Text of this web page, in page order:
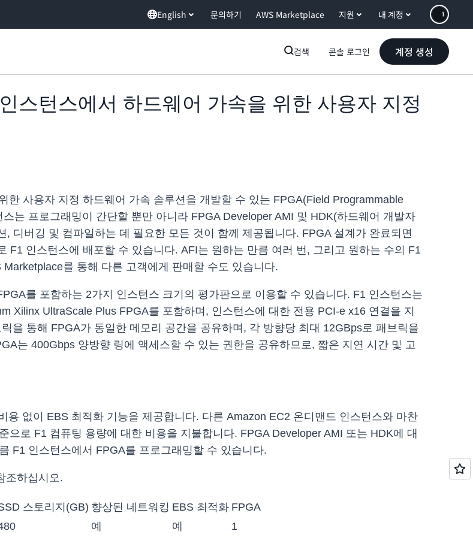
English 문의하기 AWS Marketplace 지원 내 계정
검색 콘솔 로그인 계정 생성
스턴스에서 하드웨어 가속을 위한 사용자 지정
한 사용자 지정 하드웨어 가속 솔루션을 개발할 수 있는 FPGA(Field Programmable
는 프로그래밍이 간단할 뿐만 아니라 FPGA Developer AMI 및 HDK(하드웨어 개발자
디버깅 및 컴파일하는 데 필요한 모든 것이 함께 제공됩니다. FPGA 설계가 완료되면
F1 인스턴스에 배포할 수 있습니다. AFI는 원하는 만큼 여러 번, 그리고 원하는 수의 F1
를 통해 다른 고객에게 판매할 수도 있습니다.
를 포함하는 2가지 인스턴스 크기의 평가판으로 이용할 수 있습니다. F1 인스턴스는
Xilinx UltraScale Plus FPGA를 포함하며, 인스턴스에 대한 전용 PCI-e x16 연결을 지
을 통해 FPGA가 동일한 메모리 공간을 공유하며, 각 방향당 최대 12GBps로 패브릭을
는 400Gbps 양방향 링에 액세스할 수 있는 권한을 공유하므로, 짧은 지연 시간 및 고
용 없이 EBS 최적화 기능을 제공합니다. 다른 Amazon EC2 온디맨드 인스턴스와 마찬
로 F1 컴퓨팅 용량에 대한 비용을 지불합니다. FPGA Developer AMI 또는 HDK에 대
F1 인스턴스에서 FPGA를 프로그래밍할 수 있습니다.
조하십시오.
스토리지(GB) 향상된 네트워킹 EBS 최적화 FPGA
예 예 1